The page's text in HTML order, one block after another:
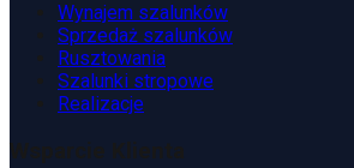
Wynajem szalunków
Sprzedaż szalunków
Rusztowania
Szalunki stropowe
Realizacje